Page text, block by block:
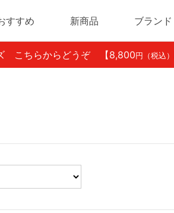
すすめ 新商品 ブランド
こちらからどうぞ 【8,800 円（税込）